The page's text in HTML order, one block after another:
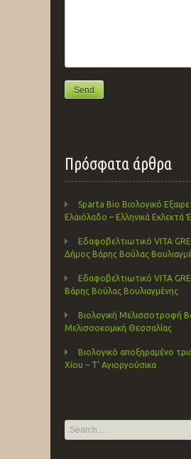
Πρόσφατα άρθρα
Sparta Bio Βιολογικό
Ελαιόλαδο – Ελληνικά Εκλεκτά
Εδαφοβελτιωτικό VITA
Δήμος Βάρης Βούλας
Εδαφοβελτιωτικό VITA
Βάρης Βούλας Βουλιαγμένης
Βιολογική Μελισσοτροφή
Μελισσοκομική Θεσσαλίας
Βιολογικό αποξηραμένο
Χίου – Τ’ Αγιοργούσικα
Search
for: